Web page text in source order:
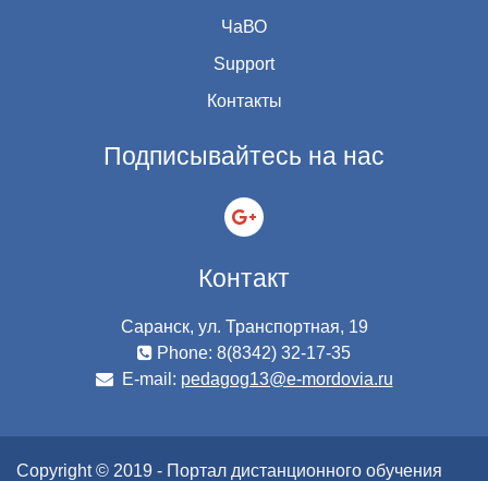
ЧаВО
Support
Контакты
Подписывайтесь на нас
Контакт
Саранск, ул. Транспортная, 19
Phone: 8(8342) 32-17-35
E-mail: pedagog13@e-mordovia.ru
Copyright © 2019 - Портал дистанционного обучения